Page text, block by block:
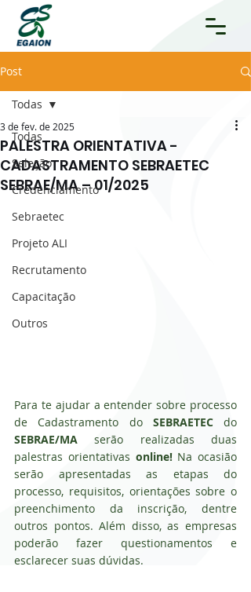
Post
Todas
Seleção
Credenciamento
Sebraetec
Projeto ALI
Recrutamento
Capacitação
Outros
Todas
PALESTRA ORIENTATIVA -
CADASTRAMENTO SEBRAETEC
SEBRAE/MA – 01/2025
3 de fev. de 2025
Para te ajudar a entender sobre processo
de Cadastramento do SEBRAETEC
SEBRAE/MA serão realizadas duas
palestras orientativas online! Na ocasião
serão apresentadas as etapas do
processo, requisitos, orientações sobre o
preenchimento da inscrição, dentre
outros pontos. Além disso, as empresas
poderão fazer questionamentos e
esclarecer suas dúvidas.